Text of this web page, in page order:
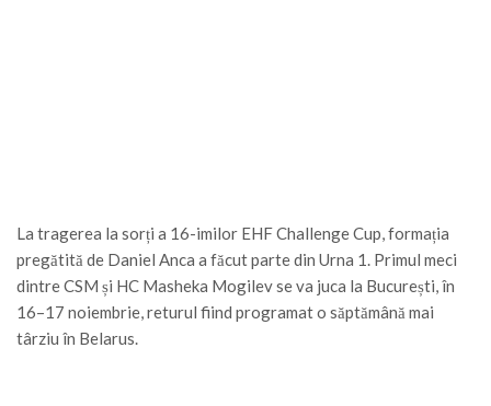
La tragerea la sorți a 16-imilor EHF Challenge Cup, formația
pregătită de Daniel Anca a făcut parte din Urna 1. Primul meci
dintre CSM și HC Masheka Mogilev se va juca la București, în
16–17 noiembrie, returul fiind programat o săptămână mai
târziu în Belarus.